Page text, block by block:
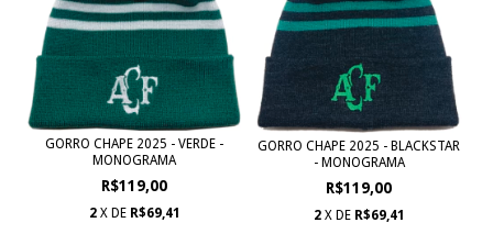
GORRO CHAPE 2025 - VERDE -
MONOGRAMA
R$119,00
2 X DE R$69,41
GORRO CHAPE 2025 - BLACKSTAR
- MONOGRAMA
R$119,00
2 X DE R$69,41